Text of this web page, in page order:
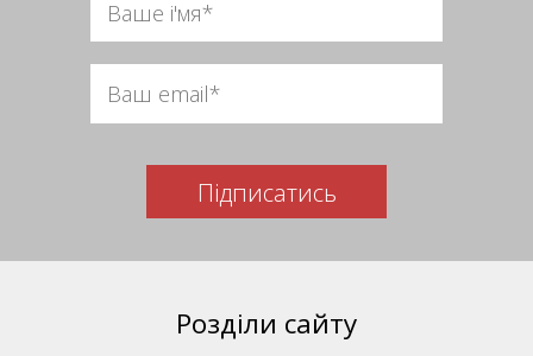
Підписатись
Розділи сайту